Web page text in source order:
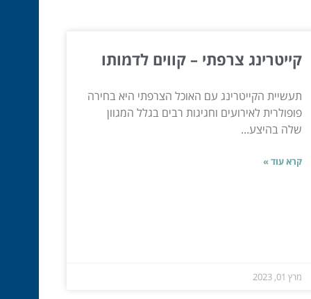
קייטרינג צרפתי – קווים לדמותו
תעשיית הקייטרינג עם האוכל הצרפתי היא בחירה
פופולרית לאירועים וחגיגות רבים בגלל המגוון
שלה בהיצע...
קרא עוד »
מרץ 01, 2023